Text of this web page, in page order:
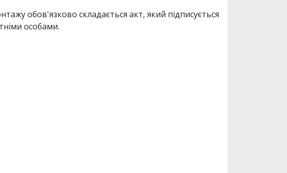
обов'язково складається акт, який підписується
особами.